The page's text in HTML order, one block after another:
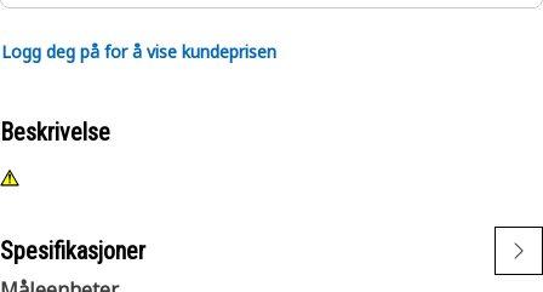
Logg deg på for å vise kundeprisen
Beskrivelse
Spesifikasjoner